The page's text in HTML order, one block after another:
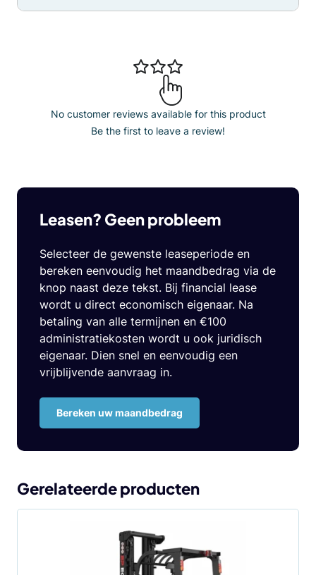
No customer reviews available for this product
Be the first to leave a review!
Leasen? Geen probleem
Selecteer de gewenste leaseperiode en
bereken eenvoudig het maandbedrag via de
knop naast deze tekst. Bij financial lease
wordt u direct economisch eigenaar. Na
betaling van alle termijnen en €100
administratiekosten wordt u ook juridisch
eigenaar. Dien snel en eenvoudig een
vrijblijvende aanvraag in.
Bereken uw maandbedrag
Gerelateerde producten